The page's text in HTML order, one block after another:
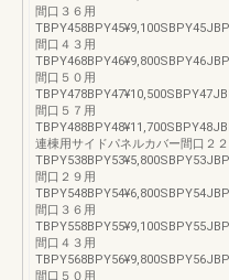
間口３６用
間口４３用
間口５０用
間口５７用
連棟用サイドパネルカバー間口２
間口２９用
間口３６用
間口４３用
間口５０用